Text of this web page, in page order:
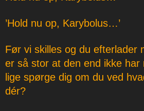
’Hold nu op, Karybolus…’
Før vi skilles og du efterlader
er så stor at den end ikke har
lige spørge dig om du ved
dér?